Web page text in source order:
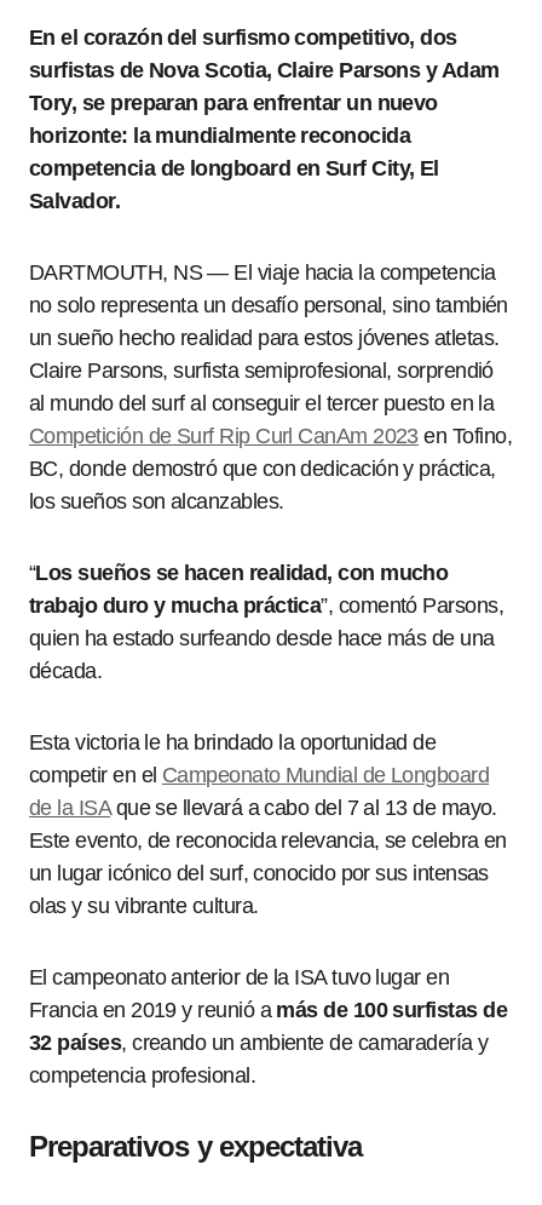
En el corazón del surfismo competitivo, dos
surfistas de Nova Scotia, Claire Parsons y Adam
Tory, se preparan para enfrentar un nuevo
horizonte: la mundialmente reconocida
competencia de longboard en Surf City, El
Salvador.
DARTMOUTH, NS — El viaje hacia la competencia
no solo representa un desafío personal, sino también
un sueño hecho realidad para estos jóvenes atletas.
Claire Parsons, surfista semiprofesional, sorprendió
al mundo del surf al conseguir el tercer puesto en la
Competición de Surf Rip Curl CanAm 2023en Tofino,
BC, donde demostró que con dedicación y práctica,
los sueños son alcanzables.
“Los sueños se hacen realidad, con mucho
trabajo duro y mucha práctica”, comentó Parsons,
quien ha estado surfeando desde hace más de una
década.
Esta victoria le ha brindado la oportunidad de
competir en el Campeonato Mundial de Longboard
de la ISAque se llevará a cabo del 7 al 13 de mayo.
Este evento, de reconocida relevancia, se celebra en
un lugar icónico del surf, conocido por sus intensas
olas y su vibrante cultura.
El campeonato anterior de la ISA tuvo lugar en
Francia en 2019 y reunió a más de 100 surfistas de
32 países, creando un ambiente de camaradería y
competencia profesional.
Preparativos y expectativa